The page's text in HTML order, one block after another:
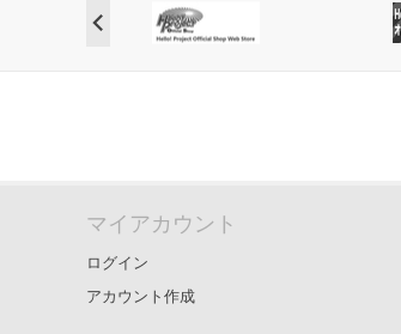
マイアカウント
ログイン
アカウント作成